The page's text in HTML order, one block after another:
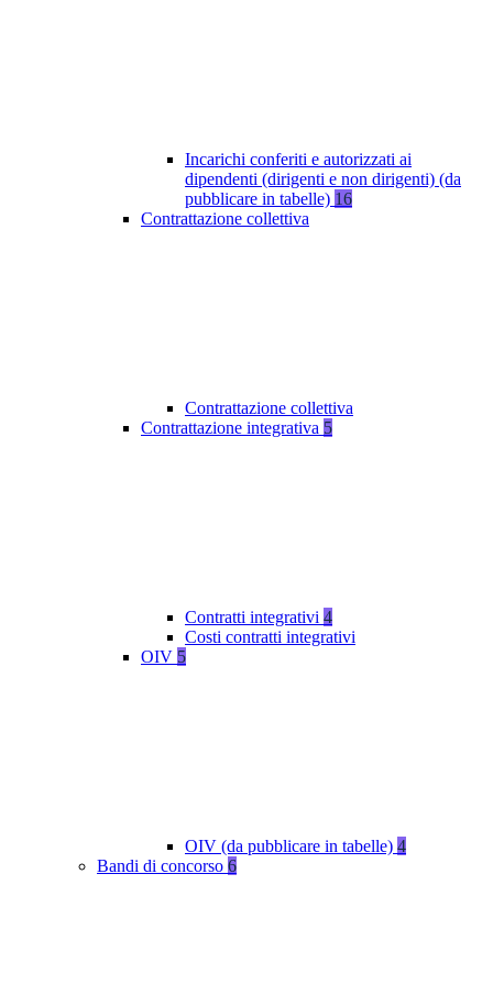
Incarichi conferiti e autorizzati ai
dipendenti (dirigenti e non dirigenti) (da
pubblicare in tabelle) 16
Contrattazione collettiva
Contrattazione collettiva
Contrattazione integrativa 5
Contratti integrativi 4
Costi contratti integrativi
OIV 5
OIV (da pubblicare in tabelle) 4
Bandi di concorso 6